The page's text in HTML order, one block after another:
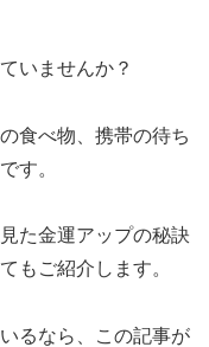
いませんか？
食べ物、携帯の待ち
す。
た金運アップの秘訣
もご紹介します。
るなら、この記事が